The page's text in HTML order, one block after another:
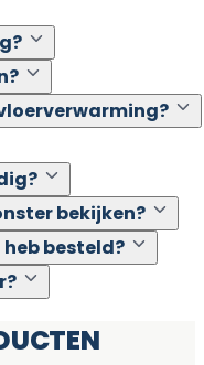
bekijken?
besteld?